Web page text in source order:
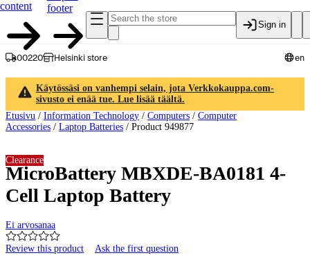
content
footer
Sign in
00220 Helsinki store en
Käytössäsi on vanhempi selain, jota Verkkokauppa.com-
sivusto ei enää tue. Lue lisää täältä.
Etusivu / Information Technology / Computers / Computer
Accessories / Laptop Batteries / Product 949877
MicroBattery MBXDE-BA0181 4-
Cell Laptop Battery
Ei arvosanaa
Review this product Ask the first question
Clearance